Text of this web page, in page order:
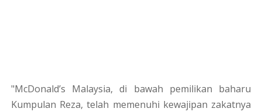
"McDonald’s Malaysia, di bawah pemilikan baharu
Kumpulan Reza, telah memenuhi kewajipan zakatnya